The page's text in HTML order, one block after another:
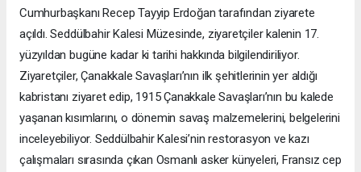
Cumhurbaşkanı Recep Tayyip Erdoğan tarafından ziyarete
açıldı. Seddülbahir Kalesi Müzesinde, ziyaretçiler kalenin 17.
yüzyıldan bugüne kadar ki tarihi hakkında bilgilendiriliyor.
Ziyaretçiler, Çanakkale Savaşları’nın ilk şehitlerinin yer aldığı
kabristanı ziyaret edip, 1915 Çanakkale Savaşları’nın bu kalede
yaşanan kısımlarını, o dönemin savaş malzemelerini, belgelerini
inceleyebiliyor. Seddülbahir Kalesi’nin restorasyon ve kazı
çalışmaları sırasında çıkan Osmanlı asker künyeleri, Fransız cep